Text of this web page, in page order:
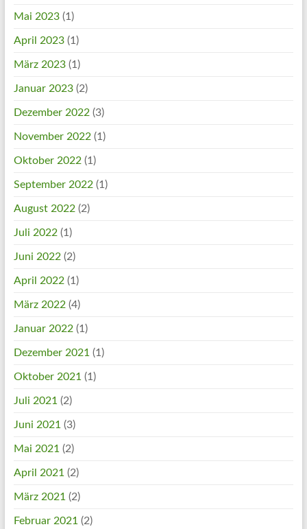
Mai 2023(1)
April 2023(1)
März 2023(1)
Januar 2023(2)
Dezember 2022(3)
November 2022(1)
Oktober 2022(1)
September 2022(1)
August 2022(2)
Juli 2022(1)
Juni 2022(2)
April 2022(1)
März 2022(4)
Januar 2022(1)
Dezember 2021 (1)
Oktober 2021 (1)
Juli 2021 (2)
Juni 2021 (3)
Mai 2021 (2)
April 2021 (2)
März 2021 (2)
Februar 2021 (2)